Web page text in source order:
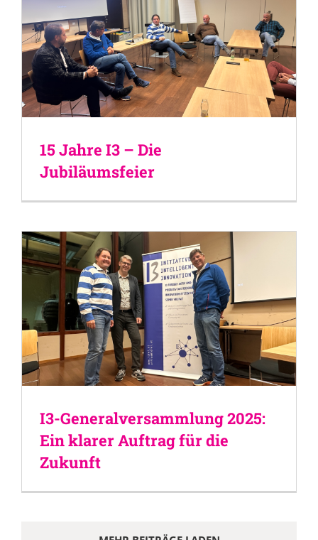
15 Jahre I3 – Die
Jubiläumsfeier
I3-Generalversammlung 2025:
Ein klarer Auftrag für die
Zukunft